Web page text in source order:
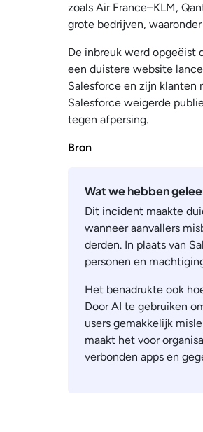
zoals Air France–KLM,
grote bedrijven,
De inbreuk werd opgeëist
een duistere website
Salesforce en zijn klanten
Salesforce weigerde
tegen afpersing.
Bron
Wat we hebben
Dit incident maakte
wanneer aanvallers
derden. In plaats van
personen en
Het benadrukte ook
Door AI te gebruiken
users gemakkelijk
maakt het voor
verbonden apps en